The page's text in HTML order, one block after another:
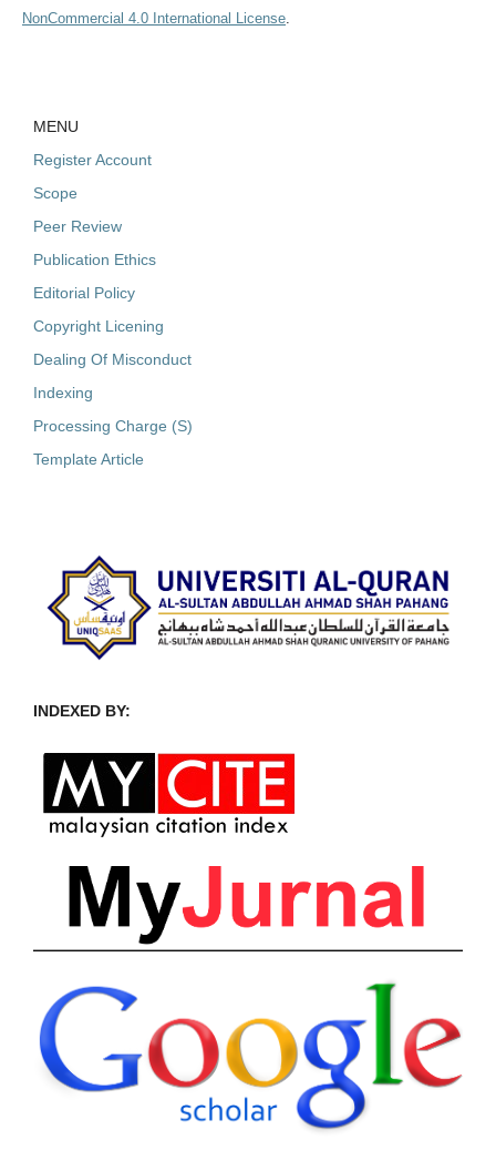
NonCommercial 4.0 International License.
MENU
Register Account
Scope
Peer Review
Publication Ethics
Editorial Policy
Copyright Licening
Dealing Of Misconduct
Indexing
Processing Charge (S)
Template Article
INDEXED BY: